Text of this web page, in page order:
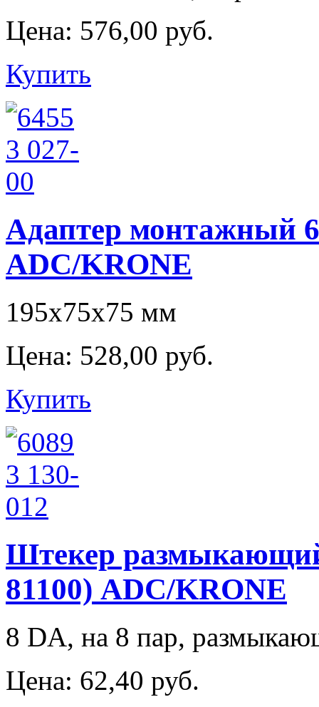
Цена: 576,00 руб.
Купить
Адаптер монтажный
ADC/KRONE
195x75x75 мм
Цена: 528,00 руб.
Купить
Штекер размыкающий
81100) ADC/KRONE
8 DA, на 8 пар,
Цена: 62,40 руб.